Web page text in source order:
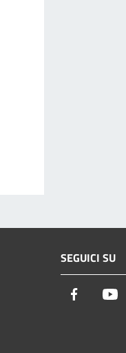
SEGUICI SU
Facebook